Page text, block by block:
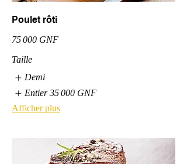
Poulet rôti
75 000 GNF
Taille
Demi
Entier 35 000 GNF
Afficher plus